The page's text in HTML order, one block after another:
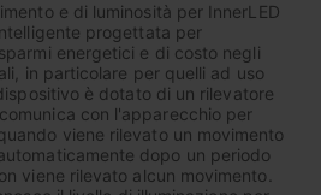
e di luminosità per InnerLED
progettata per
energetici e di costo negli
in particolare per quelli ad uso
è dotato di un rilevatore
con l'apparecchio per
viene rilevato un movimento
dopo un periodo
viene rilevato alcun movimento.